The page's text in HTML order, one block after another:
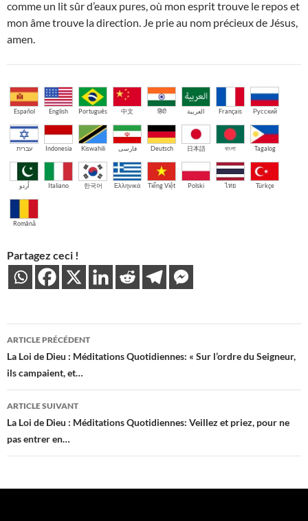
comme un lit sûr d’eaux pures, où mon esprit trouve le repos et
mon âme trouve la direction. Je prie au nom précieux de Jésus,
amen.
Español English Português 中文 हिंदी العربية Français Русский
עברית Indonesia Kiswahili فارسی Deutsch 日本語 বাংলা Tagalog
اُردو Italiano 한국어 Ελληνικά Tiếng Việt Polski ไทย Türkçe
Română
Partagez ceci !
Navigation
des
articles
ARTICLE PRÉCÉDENT
La Loi de Dieu : Méditations Quotidiennes: « Sur l’ordre du Seigneur,
ils campaient, et…
ARTICLE SUIVANT
La Loi de Dieu : Méditations Quotidiennes: Veillez et priez, pour ne
pas entrer en…